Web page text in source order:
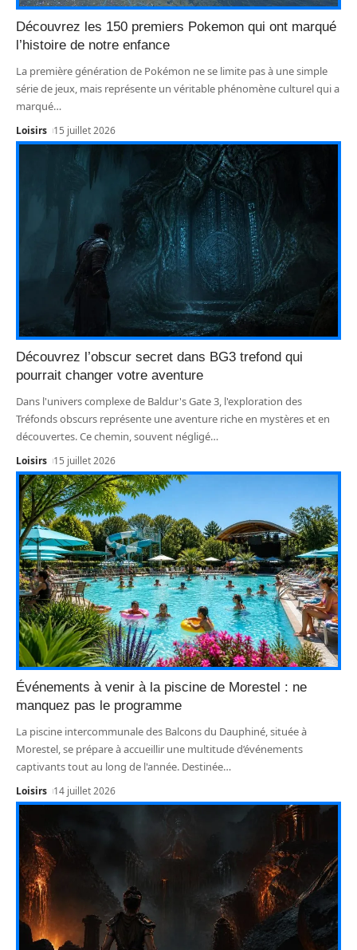
Découvrez les 150 premiers Pokemon qui ont marqué
l’histoire de notre enfance
La première génération de Pokémon ne se limite pas à une simple
série de jeux, mais représente un véritable phénomène culturel qui a
marqué…
Loisirs 15 juillet 2026
Découvrez l’obscur secret dans BG3 trefond qui
pourrait changer votre aventure
Dans l'univers complexe de Baldur's Gate 3, l'exploration des
Tréfonds obscurs représente une aventure riche en mystères et en
découvertes. Ce chemin, souvent négligé…
Loisirs 15 juillet 2026
Événements à venir à la piscine de Morestel : ne
manquez pas le programme
La piscine intercommunale des Balcons du Dauphiné, située à
Morestel, se prépare à accueillir une multitude d’événements
captivants tout au long de l'année. Destinée…
Loisirs 14 juillet 2026